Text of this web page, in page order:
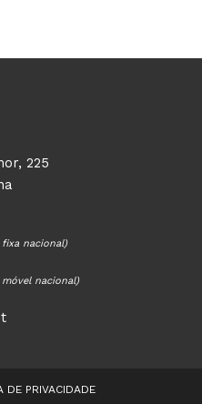
225
fixa nacional)
móvel nacional)
DE PRIVACIDADE